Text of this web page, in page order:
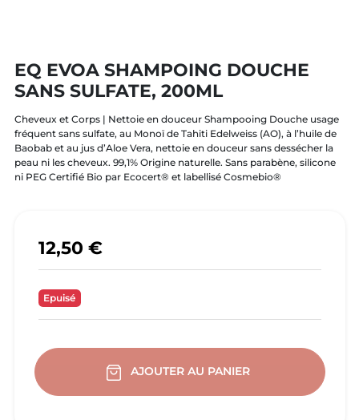
EQ EVOA SHAMPOING DOUCHE
SANS SULFATE, 200ML
Cheveux et Corps | Nettoie en douceur Shampooing Douche usage
fréquent sans sulfate, au Monoï de Tahiti Edelweiss (AO), à l’huile de
Baobab et au jus d’Aloe Vera, nettoie en douceur sans dessécher la
peau ni les cheveux. 99,1% Origine naturelle. Sans parabène, silicone
ni PEG Certifié Bio par Ecocert® et labellisé Cosmebio®
12,50 €
Epuisé
AJOUTER AU PANIER